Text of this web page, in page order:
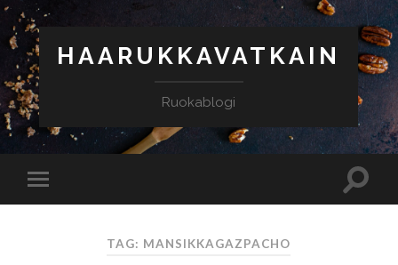
HAARUKKAVATKAIN
Ruokablogi
TAG: MANSIKKAGAZPACHO